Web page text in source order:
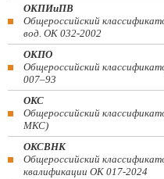
ОКПИиПВ
Общероссийский
вод. ОК 032-2002
ОКПО
Общероссийский
007–93
ОКС
Общероссийский
МКС)
ОКСВНК
Общероссийский
квалификации ОК 017-2024